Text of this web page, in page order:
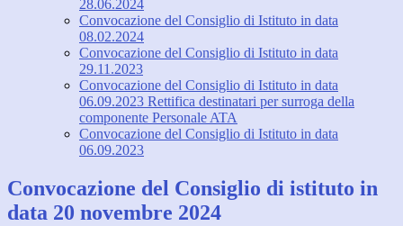
28.06.2024
Convocazione del Consiglio di Istituto in data
08.02.2024
Convocazione del Consiglio di Istituto in data
29.11.2023
Convocazione del Consiglio di Istituto in data
06.09.2023 Rettifica destinatari per surroga della
componente Personale ATA
Convocazione del Consiglio di Istituto in data
06.09.2023
Convocazione del Consiglio di istituto in
data 20 novembre 2024